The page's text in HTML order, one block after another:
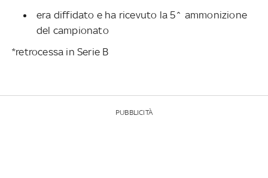
era diffidato e ha ricevuto la 5^ ammonizione
del campionato
*retrocessa in Serie B
PUBBLICITÀ